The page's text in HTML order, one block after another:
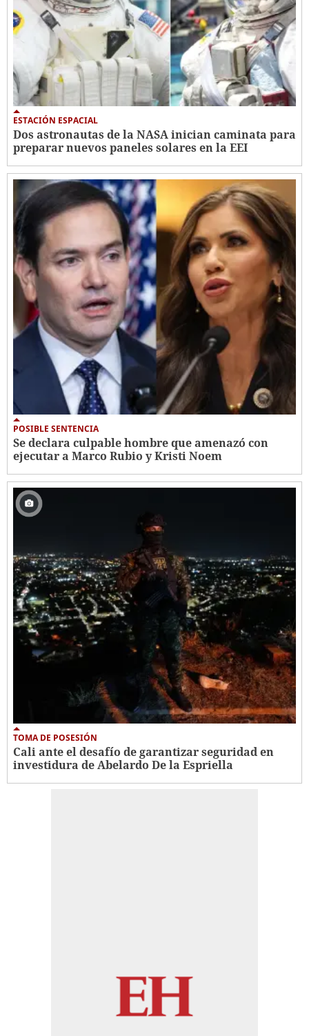
ESTACIÓN ESPACIAL
Dos astronautas de la NASA inician caminata para
preparar nuevos paneles solares en la EEI
POSIBLE SENTENCIA
Se declara culpable hombre que amenazó con
ejecutar a Marco Rubio y Kristi Noem
TOMA DE POSESIÓN
Cali ante el desafío de garantizar seguridad en
investidura de Abelardo De la Espriella